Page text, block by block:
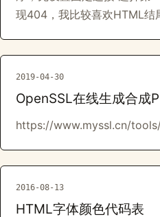
现404，我比较喜欢HTML结
2019-04-30
OpenSSL在线生成合成
https://www.myssl.cn/
2016-08-13
HTML字体颜色代码表